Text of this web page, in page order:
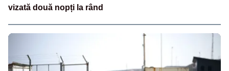
vizată două nopți la rând